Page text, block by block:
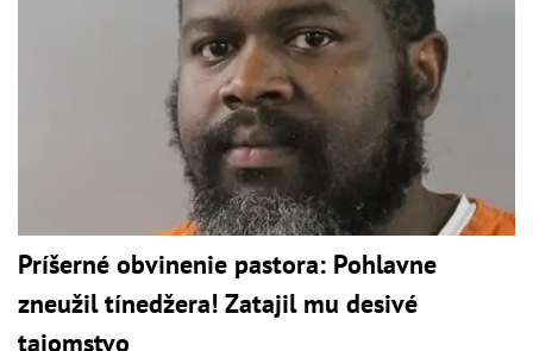
Príšerné obvinenie pastora: Pohlavne
zneužil tínedžera! Zatajil mu desivé
tajomstvo